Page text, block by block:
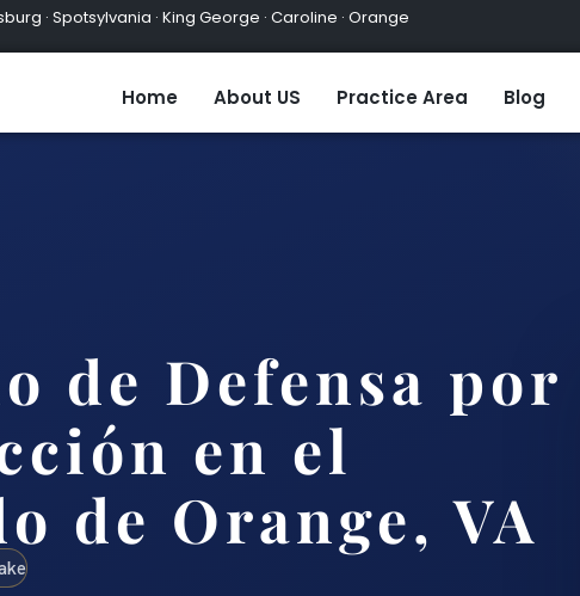
· Spotsylvania · King George · Caroline · Orange
Home About US Practice Area Blog
de Defensa por
en el
de Orange, VA